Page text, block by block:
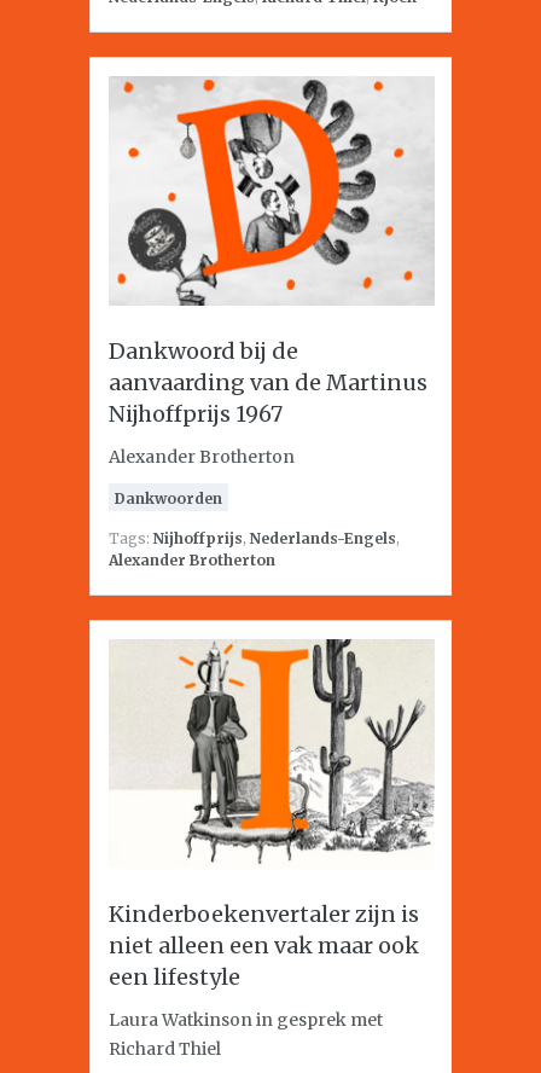
Dankwoord bij de
aanvaarding van de Martinus
Nijhoffprijs 1967
Alexander Brotherton
Dankwoorden
Tags: Nijhoffprijs, Nederlands-Engels,
Alexander Brotherton
Kinderboekenvertaler zijn is
niet alleen een vak maar ook
een lifestyle
Laura Watkinson in gesprek met
Richard Thiel